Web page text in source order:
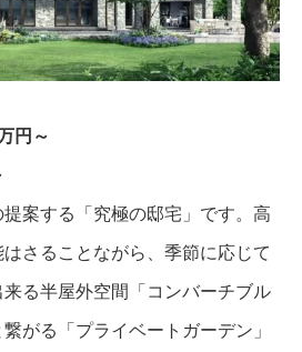
円～
案する「究極の邸宅」です。高
さることながら、季節に応じて
る半屋外空間「コンバーチブル
がる「プライベートガーデン」